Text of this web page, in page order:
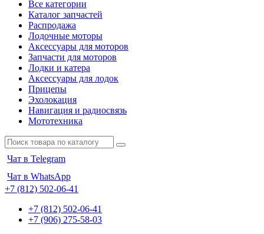
Все категории
Каталог запчастей
Распродажа
Лодочные моторы
Аксессуары для моторов
Запчасти для моторов
Лодки и катера
Аксессуары для лодок
Прицепы
Эхолокация
Навигация и радиосвязь
Мототехника
Чат в Telegram
Чат в WhatsApp
+7 (812) 502-06-41
+7 (812) 502-06-41
+7 (906) 275-58-03